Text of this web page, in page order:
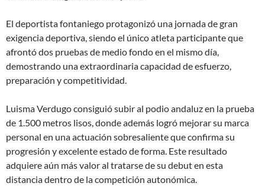
El deportista fontaniego protagonizó una jornada de gran
exigencia deportiva, siendo el único atleta participante que
afrontó dos pruebas de medio fondo en el mismo día,
demostrando una extraordinaria capacidad de esfuerzo,
preparación y competitividad.
Luisma Verdugo consiguió subir al podio andaluz en la prueba
de 1.500 metros lisos, donde además logró mejorar su marca
personal en una actuación sobresaliente que confirma su
progresión y excelente estado de forma. Este resultado
adquiere aún más valor al tratarse de su debut en esta
distancia dentro de la competición autonómica.